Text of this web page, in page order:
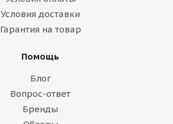
Условия доставки
Гарантия на товар
Помощь
Блог
Вопрос-ответ
Бренды